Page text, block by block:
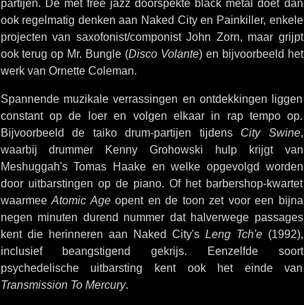
partijen. De met free jazz doorspekte black metal doet dan
ook regelmatig denken aan Naked City en Painkiller, enkele
projecten van saxofonist/componist John Zorn, maar grijpt
ook terug op Mr. Bungle (Disco Volante) en bijvoorbeeld het
werk van Ornette Coleman.
Spannende muzikale verrassingen en ontdekkingen liggen
constant op de loer en volgen elkaar in rap tempo op.
Bijvoorbeeld de taiko drum-partijen tijdens City Swine,
waarbij drummer Kenny Grohowski hulp krijgt van
Meshuggah's Tomas Haake en welke opgevolgd worden
door uitbarstingen op de piano. Of het barbershop-kwartet
waarmee Atomic Ageopent en de toon zet voor een bijna
negen minuten durend nummer dat halverwege passages
kent die herinneren aan Naked City's Leng Tch'e(1992),
inclusief beangstigend gekrijs. Eenzelfde soort
psychedelische uitbarsting kent ook het einde van
Transmission To Mercury.